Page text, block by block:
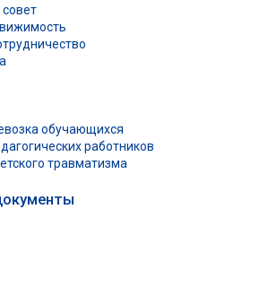
обучающихся
работников
травматизма